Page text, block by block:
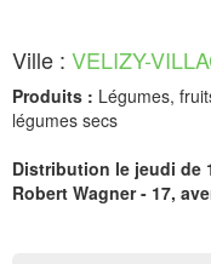
Ville : VELIZY-
Produits : Légumes,
légumes secs
Distribution le jeudi de
Robert Wagner - 17,